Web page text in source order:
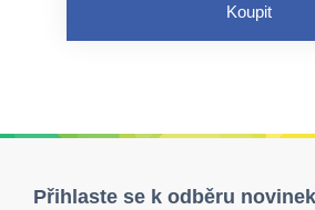
neaktivuje se průtokem
Koupit
Přihlaste se k odběru